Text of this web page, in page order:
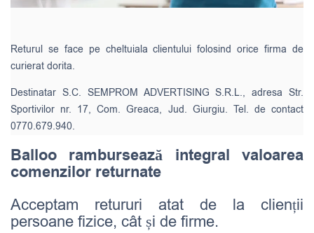
Returul se face pe cheltuiala clientului folosind orice firma de
curierat dorita.
Destinatar S.C. SEMPROM ADVERTISING S.R.L., adresa Str.
Sportivilor nr. 17, Com. Greaca, Jud. Giurgiu. Tel. de contact
0770.679.940.
Balloo rambursează integral valoarea
comenzilor returnate
Acceptam retururi atat de la clienții
persoane fizice, cât și de firme.